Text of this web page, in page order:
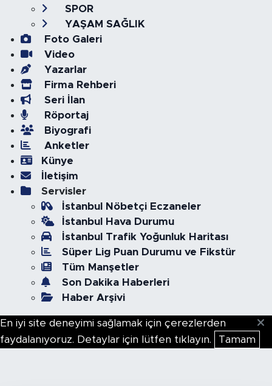
SPOR
YAŞAM SAĞLIK
Foto Galeri
Video
Yazarlar
Firma Rehberi
Seri İlan
Röportaj
Biyografi
Anketler
Künye
İletişim
Servisler
İstanbul Nöbetçi Eczaneler
İstanbul Hava Durumu
İstanbul Trafik Yoğunluk Haritası
Süper Lig Puan Durumu ve Fikstür
Tüm Manşetler
Son Dakika Haberleri
Haber Arşivi
En iyi site deneyimi sağlamak için çerezlerden
faydalanıyoruz. Detaylar için lütfen tıklayın.
Tamam